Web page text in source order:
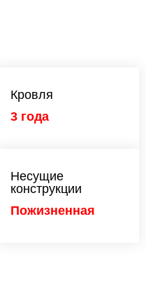
Кровля
3 года
Несущие
конструкции
Пожизненная